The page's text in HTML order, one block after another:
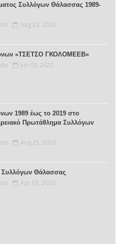
Συλλόγων Θάλασσας 1989-
Aug 23, 2023
«ΤΣΕΤΣΟ ΓΚΟΛΟΜΕΕΒ»
Jun 03, 2022
1989 έως το 2019 στο
Πρωτάθλημα Συλλόγων
Aug 25, 2020
Συλλόγων Θάλασσας
Apr 03, 2020